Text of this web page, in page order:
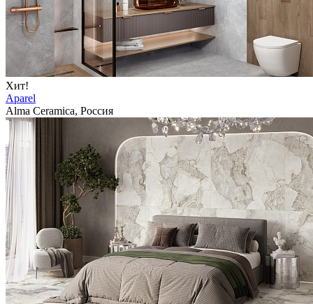
Хит!
Aparel
Alma Ceramica, Россия